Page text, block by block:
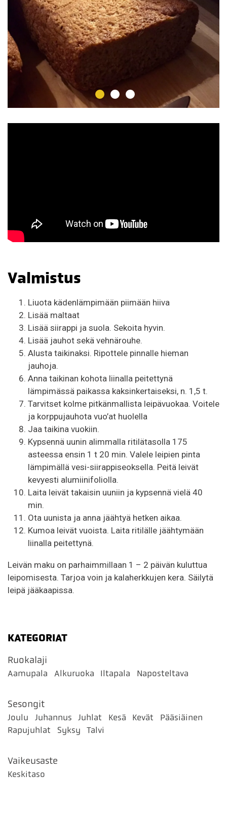
Valmistus
Liuota kädenlämpimään piimään hiiva
Lisää maltaat
Lisää siirappi ja suola. Sekoita hyvin.
Lisää jauhot sekä vehnärouhe.
Alusta taikinaksi. Ripottele pinnalle hieman
jauhoja.
Anna taikinan kohota liinalla peitettynä
lämpimässä paikassa kaksinkertaiseksi, n. 1,5 t.
Tarvitset kolme pitkänmallista leipävuokaa. Voitele
ja korppujauhota vuo’at huolella
Jaa taikina vuokiin.
Kypsennä uunin alimmalla ritilätasolla 175
asteessa ensin 1 t 20 min. Valele leipien pinta
lämpimällä vesi-siirappiseoksella. Peitä leivät
kevyesti alumiinifoliolla.
Laita leivät takaisin uuniin ja kypsennä vielä 40
min.
Ota uunista ja anna jäähtyä hetken aikaa.
Kumoa leivät vuoista. Laita ritilälle jäähtymään
liinalla peitettynä.
Leivän maku on parhaimmillaan 1 – 2 päivän kuluttua
leipomisesta. Tarjoa voin ja kalaherkkujen kera. Säilytä
leipä jääkaapissa.
KATEGORIAT
Ruokalaji
Aamupala Alkuruoka Iltapala Naposteltava
Sesongit
Joulu Juhannus Juhlat Kesä Kevät
Pääsiäinen
Rapujuhlat
Syksy Talvi
Vaikeusaste
Keskitaso